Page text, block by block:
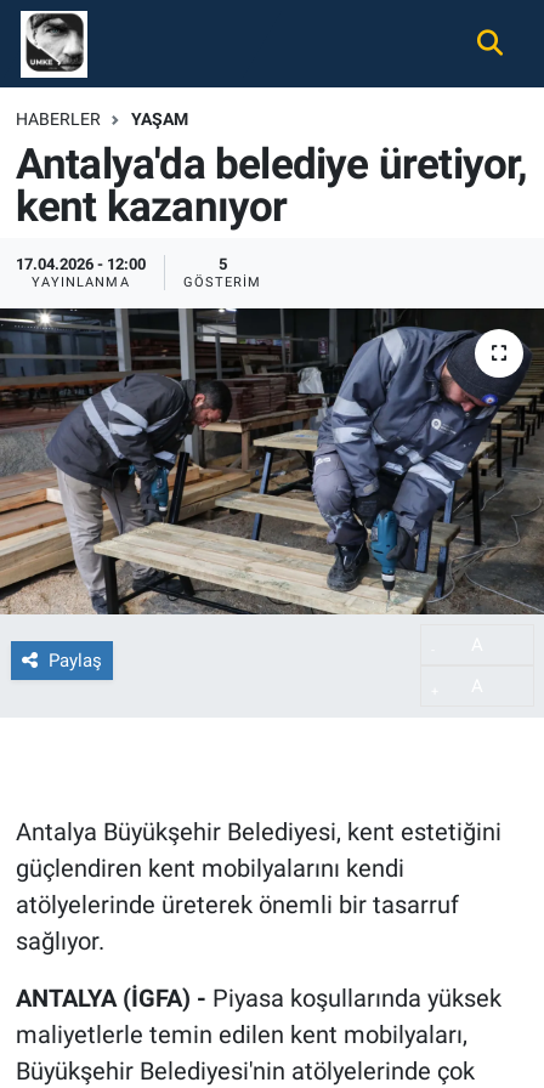
HABERLER YAŞAM
Antalya'da belediye üretiyor,
kent kazanıyor
17.04.2026 - 12:00
YAYINLANMA
5
GÖSTERIM
Paylaş
Antalya Büyükşehir Belediyesi, kent estetiğini
güçlendiren kent mobilyalarını kendi
atölyelerinde üreterek önemli bir tasarruf
sağlıyor.
ANTALYA (İGFA) - Piyasa koşullarında yüksek
maliyetlerle temin edilen kent mobilyaları,
Büyükşehir Belediyesi'nin atölyelerinde çok
Gündem
Ekonomi
Spor
Magazin
Tüm Haberler
İletişim
Künye
Nöbetçi Eczaneler
Hava Durumu
Namaz Vakitleri
Trafik Durumu
Süper Lig Puan Durumu ve Fikstür
Tüm Manşetler
Son Dakika Haberleri
Haber Arşivi